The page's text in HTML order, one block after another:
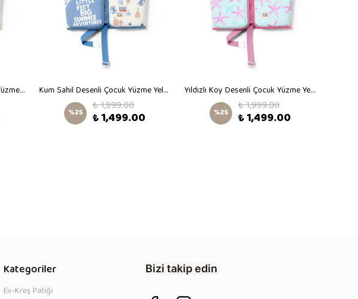
Sörfçü Ördek Desenli Çocuk Yüzme Yeleği Kum Sahil Desenli Çocuk Yüzme Yeleği
%25 ₺ 1,999.00
₺ 1,499.00
Yıldızlı Koy Desenli Çocuk Yüzme Yeleği
%25 ₺ 1,999.00
₺ 1,499.00
Kategoriler
Ev-Kreş Patiği
Bizi takip edin